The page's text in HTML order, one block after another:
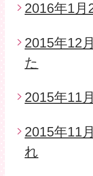
2016年1
2015年12
た
2015年11
2015年11
れ